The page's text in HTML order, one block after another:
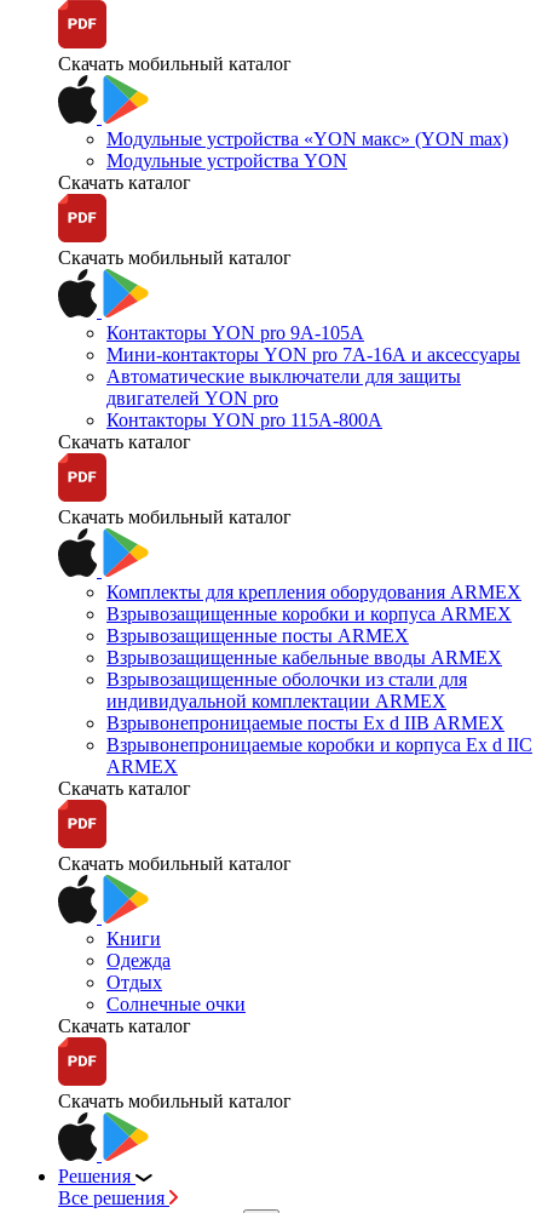
Скачать мобильный каталог
Модульные устройства «YON макс» (YON max)
Модульные устройства YON
Скачать каталог
Скачать мобильный каталог
Контакторы YON pro 9А-105А
Мини-контакторы YON pro 7А-16А и аксессуары
Автоматические выключатели для защиты
двигателей YON pro
Контакторы YON pro 115А-800А
Скачать каталог
Скачать мобильный каталог
Комплекты для крепления оборудования ARMEX
Взрывозащищенные коробки и корпуса ARMEX
Взрывозащищенные посты ARMEX
Взрывозащищенные кабельные вводы ARMEX
Взрывозащищенные оболочки из стали для
индивидуальной комплектации ARMEX
Взрывонепроницаемые посты Ex d IIB ARMEX
Взрывонепроницаемые коробки и корпуса Ex d IIС
ARMEX
Скачать каталог
Скачать мобильный каталог
Книги
Одежда
Отдых
Солнечные очки
Скачать каталог
Скачать мобильный каталог
Решения
Все решения